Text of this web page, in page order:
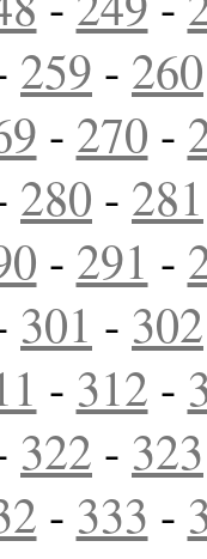
259 - 260
- 270 -
280 - 281
- 291 -
301 - 302
- 312 -
322 - 323
- 333 -